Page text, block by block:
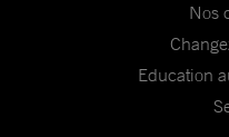
Nos
Education